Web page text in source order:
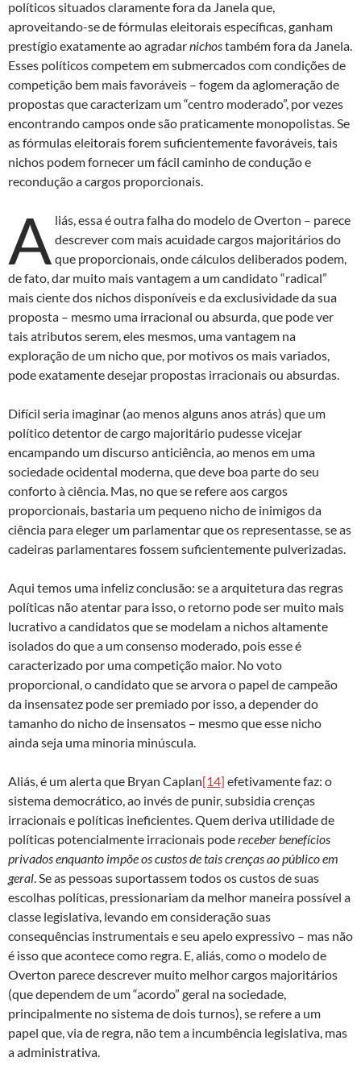
políticos situados claramente fora da Janela que,
aproveitando-se de fórmulas eleitorais específicas, ganham
prestígio exatamente ao agradarnichostambém fora da Janela.
Esses políticos competem em submercados com condições de
competição bem mais favoráveis – fogem da aglomeração de
propostas que caracterizam um “centro moderado”, por vezes
encontrando campos onde são praticamente monopolistas. Se
as fórmulas eleitorais forem suficientemente favoráveis, tais
nichos podem fornecer um fácil caminho de condução e
recondução a cargos proporcionais.
A liás, essa é outra falha do modelo de Overton – parece
descrever com mais acuidade cargos majoritários do
que proporcionais, onde cálculos deliberados podem,
de fato, dar muito mais vantagem a um candidato “radical”
mais ciente dos nichos disponíveis e da exclusividade da sua
proposta – mesmo uma irracional ou absurda, que pode ver
tais atributos serem, eles mesmos, uma vantagem na
exploração de um nicho que, por motivos os mais variados,
pode exatamente desejar propostas irracionais ou absurdas.
Difícil seria imaginar (ao menos alguns anos atrás) que um
político detentor de cargo majoritário pudesse vicejar
encampando um discurso anticiência, ao menos em uma
sociedade ocidental moderna, que deve boa parte do seu
conforto à ciência. Mas, no que se refere aos cargos
proporcionais, bastaria um pequeno nicho de inimigos da
ciência para eleger um parlamentar que os representasse, se as
cadeiras parlamentares fossem suficientemente pulverizadas.
Aqui temos uma infeliz conclusão: se a arquitetura das regras
políticas não atentar para isso, o retorno pode ser muito mais
lucrativo a candidatos que se modelam a nichos altamente
isolados do que a um consenso moderado, pois esse é
caracterizado por uma competição maior. No voto
proporcional, o candidato que se arvora o papel de campeão
da insensatez pode ser premiado por isso, a depender do
tamanho do nicho de insensatos – mesmo que esse nicho
ainda seja uma minoria minúscula.
Aliás, é um alerta que Bryan Caplan[14] efetivamente faz: o
sistema democrático, ao invés de punir, subsidia crenças
irracionais e políticas ineficientes. Quem deriva utilidade de
políticas potencialmente irracionais podereceber benefícios
privados enquanto impõe os custos de tais crenças ao público em
geral . Se as pessoas suportassem todos os custos de suas
escolhas políticas, pressionariam da melhor maneira possível a
classe legislativa, levando em consideração suas
consequências instrumentais e seu apelo expressivo – mas não
é isso que acontece como regra. E, aliás, como o modelo de
Overton parece descrever muito melhor cargos majoritários
(que dependem de um “acordo” geral na sociedade,
principalmente no sistema de dois turnos), se refere a um
papel que, via de regra, não tem a incumbência legislativa, mas
a administrativa.